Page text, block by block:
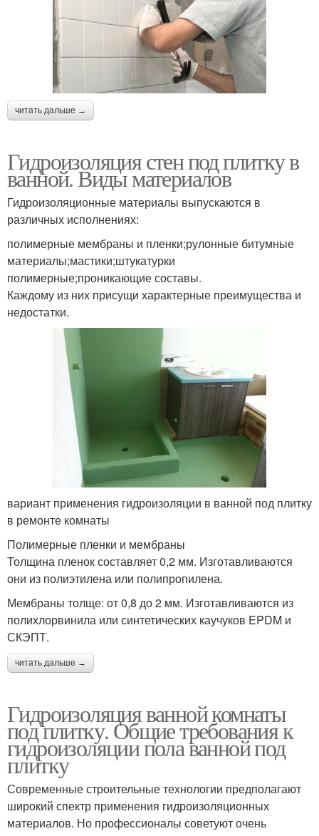
читать дальше →
Гидроизоляция стен под плитку в
ванной. Виды материалов
Гидроизоляционные материалы выпускаются в
различных исполнениях:
полимерные мембраны и пленки;рулонные битумные
материалы;мастики;штукатурки
полимерные;проникающие составы.
Каждому из них присущи характерные преимущества и
недостатки.
вариант применения гидроизоляции в ванной под плитку
в ремонте комнаты
Полимерные пленки и мембраны
Толщина пленок составляет 0,2 мм. Изготавливаются
они из полиэтилена или полипропилена.
Мембраны толще: от 0,8 до 2 мм. Изготавливаются из
полихлорвинила или синтетических каучуков EPDM и
СКЭПТ.
читать дальше →
Гидроизоляция ванной комнаты
под плитку. Общие требования к
гидроизоляции пола ванной под
плитку
Современные строительные технологии предполагают
широкий спектр применения гидроизоляционных
материалов. Но профессионалы советуют очень